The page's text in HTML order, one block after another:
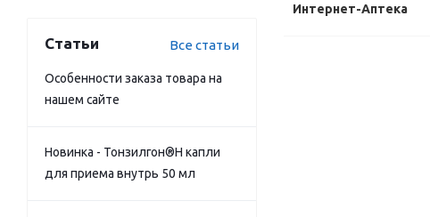
Интернет-Аптека
Статьи Все статьи
Особенности заказа товара на
нашем сайте
Новинка - Тонзилгон®Н капли
для приема внутрь 50 мл